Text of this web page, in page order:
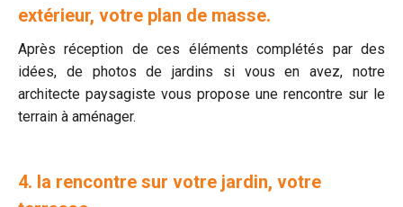
extérieur, votre plan de masse.
Après réception de ces éléments complétés par des
idées, de photos de jardins si vous en avez, notre
architecte paysagiste vous propose une rencontre sur le
terrain à aménager.
4. la rencontre sur votre jardin, votre